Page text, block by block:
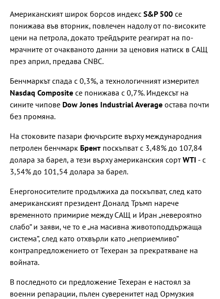
Американският широк борсов индекс S&P 500 се
понижава във вторник, повлечен надолу от по-високите
цени на петрола, докато трейдърите реагират на по-
мрачните от очакваното данни за ценовия натиск в САЩ
през април, предава CNBC.
Бенчмаркът спада с 0,3%, а технологичният измерител
Nasdaq Composite се понижава с 0,7%. Индексът на
сините чипове Dow Jones Industrial Average остава почти
без промяна.
На стоковите пазари фючърсите върху международния
петролен бенчмарк Брент поскъпват с 3,48% до 107,84
долара за барел, а тези върху американския сортWTI - с
3,54% до 101,54 долара за барел.
Енергоносителите продължиха да поскъпват, след като
американският президент Доналд Тръмп нарече
временното примирие между САЩ и Иран „невероятно
слабо“ и заяви, че то е „на масивна животоподдържаща
система“, след като отхвърли като „неприемливо“
контрапредложението от Техеран за прекратяване на
войната.
В последното си предложение Техеран е настоял за
военни репарации, пълен суверенитет над Ормузкия